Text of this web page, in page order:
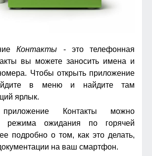
Контакты - это телефонная
вы можете заносить имена и
Чтобы открыть приложение
в меню и найдите там
ярлык.
Контакты можно
режима ожидания по горячей
подробно о том, как это делать,
на ваш смартфон.